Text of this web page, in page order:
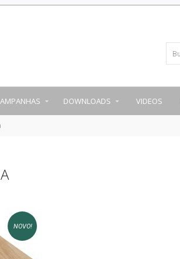
DOWNLOADS VIDEOS
NOVO!